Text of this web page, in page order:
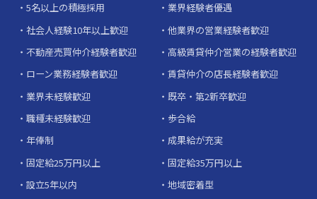
5名以上の積極採用
業界経験者優遇
社会人経験10年以上歓迎
他業界の営業経験者歓迎
不動産売買仲介経験者歓迎
高級賃貸仲介営業の経験者歓迎
ローン業務経験者歓迎
賃貸仲介の店長経験者歓迎
業界未経験歓迎
既卒・第2新卒歓迎
職種未経験歓迎
歩合給
年俸制
成果給が充実
固定給25万円以上
固定給35万円以上
設立5年以内
地域密着型